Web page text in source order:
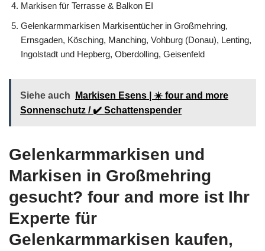
Markisen für Terrasse & Balkon EI
Gelenkarmmarkisen Markisentücher in Großmehring,
Ernsgaden, Kösching, Manching, Vohburg (Donau), Lenting,
Ingolstadt und Hepberg, Oberdolling, Geisenfeld
Siehe auch
Markisen Esens | ☀️ four and more
Sonnenschutz / ✔️ Schattenspender
Gelenkarmmarkisen und
Markisen in Großmehring
gesucht? four and more ist Ihr
Experte für
Gelenkarmmarkisen kaufen,